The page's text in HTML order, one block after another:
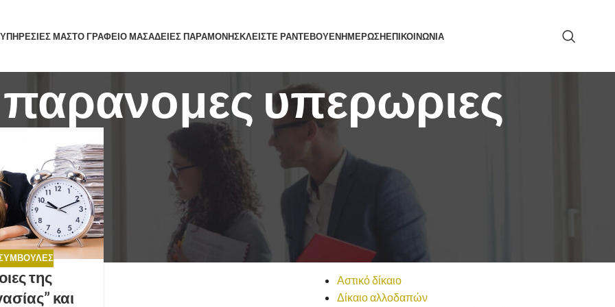
ΥΠΗΡΕΣΙΕΣ ΜΑΣΤΟ ΓΡΑΦΕΙΟ ΜΑΣΑΔΕΙΕΣ ΠΑΡΑΜΟΝΗΣΚΛΕΙΣΤΕ ΡΑΝΤΕΒΟΥΕΝΗΜΕΡΩΣΗΕΠΙΚΟΙΝΩΝΙΑ
παρανομες υπερωριες
της
και
ΚΑΤΗΓΟΡΙΕΣ
Αστικό δίκαιο
Δίκαιο αλλοδαπών